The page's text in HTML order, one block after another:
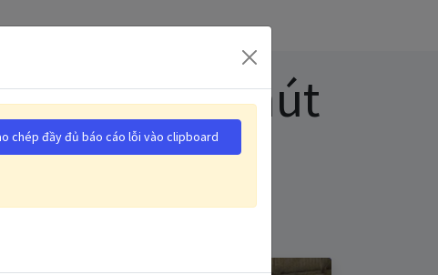
cho quạt hút
chép đầy đủ báo cáo lỗi vào clipboard